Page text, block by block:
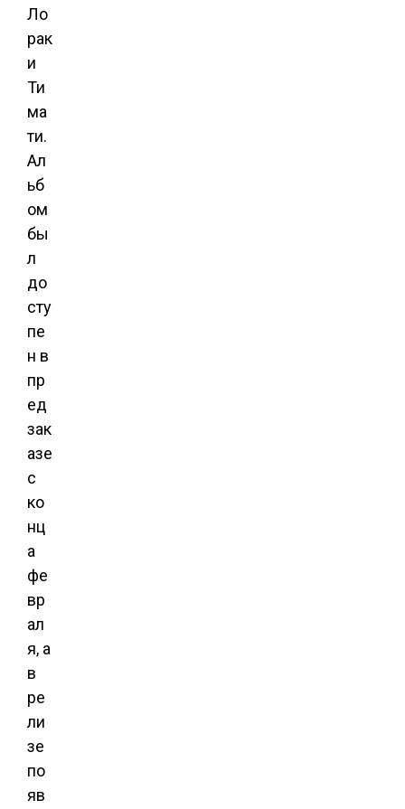
Ло
рак
и
Ти
ма
ти.
Ал
ьб
ом
бы
л
до
сту
пе
н в
пр
ед
зак
азе
с
ко
нц
а
фе
вр
ал
я, а
в
ре
ли
зе
по
яв